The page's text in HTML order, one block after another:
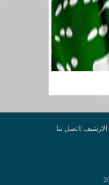
الارشيف |اتصل بنا